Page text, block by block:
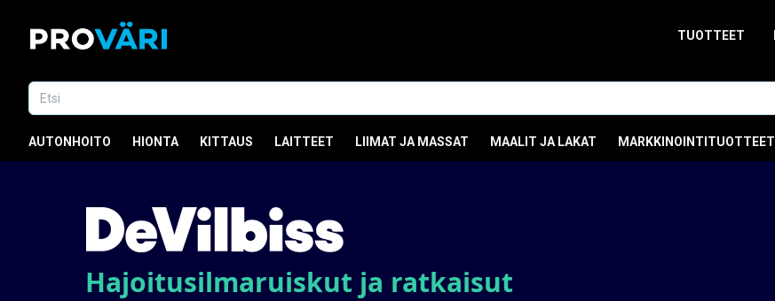
TUOTTEET
AUTONHOITO HIONTA KITTAUS LAITTEET LIIMAT JA MASSAT MAALIT JA LAKAT MARKKINOINTITUOTTEET
Hajoitusilmaruiskut ja ratkaisut